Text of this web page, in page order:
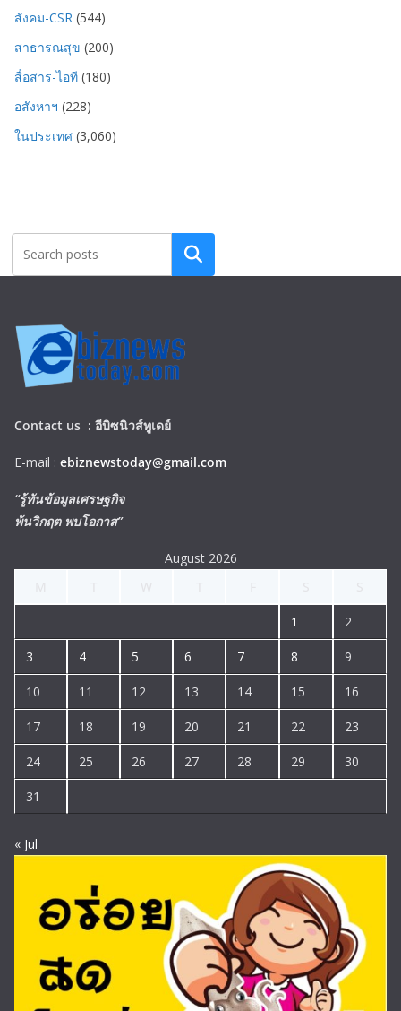
สังคม-CSR (544)
สาธารณสุข (200)
สื่อสาร-ไอที (180)
อสังหาฯ (228)
ในประเทศ (3,060)
Search
Contact us : อีบิซนิวส์ทูเดย์
E-mail : ebiznewstoday@gmail.com
“รู้ทันข้อมูลเศรษฐกิจ
พ้นวิกฤต พบโอกาส”
August 2026
1 2
3 4 5 6 7 8 9
10 11 12 13 14 15 16
17 18 19 20 21 22 23
24 25 26 27 28 29 30
31
« Jul